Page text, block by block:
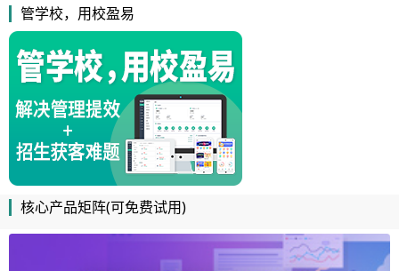
管学校，用校盈易
核心产品矩阵(可免费试用)